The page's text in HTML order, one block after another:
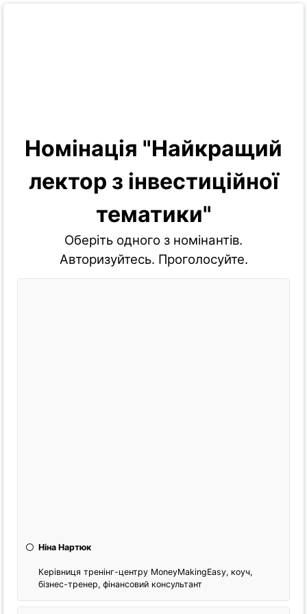
Номінація "Найкращий
лектор з інвестиційної
тематики"
Оберіть одного з номінантів.
Авторизуйтесь. Проголосуйте.
Ніна Нартюк
Керівниця тренінг-центру MoneyMakingEasy, коуч,
бізнес-тренер, фінансовий консультант